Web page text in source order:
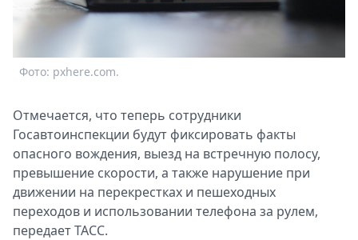
Скачай
Metro
Фото: pxhere.com.
Отмечается, что теперь сотрудники
Госавтоинспекции будут фиксировать факты
опасного вождения, выезд на встречную полосу,
превышение скорости, а также нарушение при
движении на перекрестках и пешеходных
переходов и использовании телефона за рулем,
передает ТАСС.